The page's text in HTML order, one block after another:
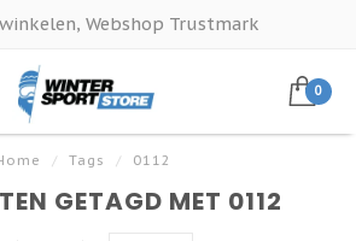
Webshop Trustmark
0
/ Tags / 0112
GETAGD MET 0112